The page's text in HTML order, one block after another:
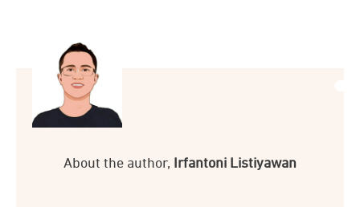
About the author, Irfantoni Listiyawan